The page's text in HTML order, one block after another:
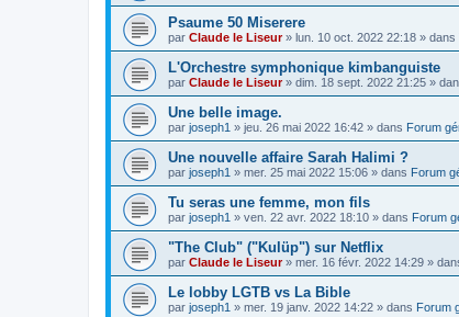
Psaume 50 Miserere
par Claude le Liseur» lun. 10 oct. 2022 22:18 » dans
L'Orchestre symphonique kimbanguiste
par Claude le Liseur» dim. 18 sept. 2022 21:25 »
Une belle image.
par joseph1 » jeu. 26 mai 2022 16:42 » dans Forum
Une nouvelle affaire Sarah Halimi ?
par joseph1 » mer. 25 mai 2022 15:06 » dans Forum
Tu seras une femme, mon fils
par joseph1 » ven. 22 avr. 2022 18:10 » dans Forum
"The Club" ("Kulüp") sur Netflix
par Claude le Liseur» mer. 16 févr. 2022 14:29 »
Le lobby LGTB vs La Bible
par joseph1 » mer. 19 janv. 2022 14:22 » dans Forum